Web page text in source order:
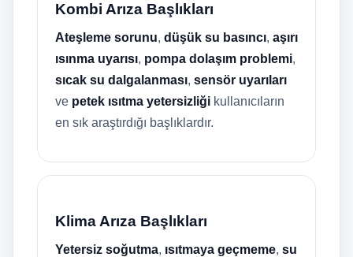
Kombi Arıza Başlıkları
Ateşleme sorunu, düşük su basıncı, aşırı
ısınma uyarısı, pompa dolaşım problemi,
sıcak su dalgalanması, sensör uyarıları
ve petek ısıtma yetersizliği kullanıcıların
en sık araştırdığı başlıklardır.
Klima Arıza Başlıkları
Yetersiz soğutma, ısıtmaya geçmeme, su